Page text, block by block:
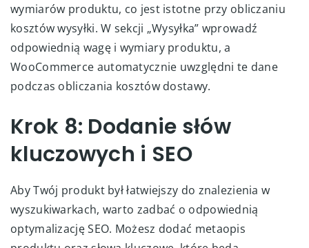
wymiarów produktu, co jest istotne przy obliczaniu
kosztów wysyłki. W sekcji „Wysyłka” wprowadź
odpowiednią wagę i wymiary produktu, a
WooCommerce automatycznie uwzględni te dane
podczas obliczania kosztów dostawy.
Krok 8: Dodanie słów
kluczowych i SEO
Aby Twój produkt był łatwiejszy do znalezienia w
wyszukiwarkach, warto zadbać o odpowiednią
optymalizację SEO. Możesz dodać metaopis